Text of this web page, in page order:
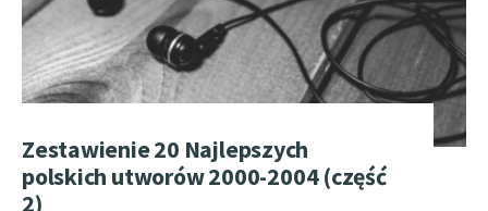
Zestawienie 20 Najlepszych
polskich utworów 2000-2004 (część
2)